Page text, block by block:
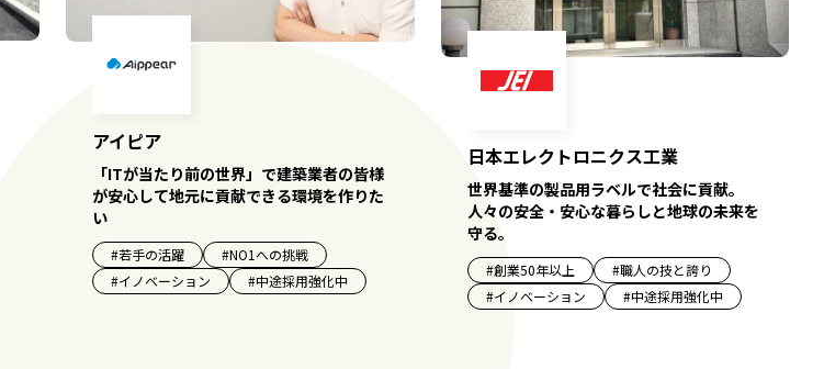
アイピア
「ITが当たり前の世界」で建築業者の皆様
が安心して地元に貢献できる環境を作りた
い
#若手の活躍 #NO1への挑戦
#イノベーション #中途採用強化中
日本エレクトロニクス工業
世界基準の製品用ラベルで社会に貢献。
人々の安全・安心な暮らしと地球の未来を
守る。
#創業50年以上 #職人の技と誇り
#イノベーション #中途採用強化中